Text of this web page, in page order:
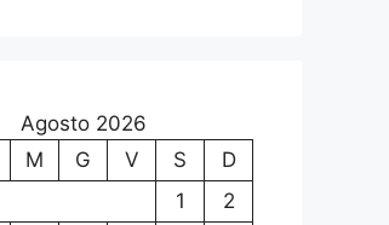
Agosto 2026
M G V S
D
1
2